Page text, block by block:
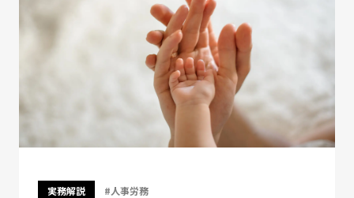
実務解説 #人事労務